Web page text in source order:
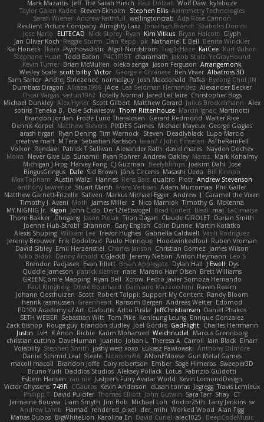
Mark Mazaitis Jeff The Sarah Hirsch Paul Dolzall Wolf Daw kyleboze
Taylor Galen Kadee Steven Ekholm Stephen Ellis Aximmetry Technologies
Sarah Wiener Andrew Faithfull wellingtoncrab Ada Rose Cannon
Resilient Picture Company Almighty Laxz Jonathan Brandt Szabolcs Dombi
Jose Nario
ELITECAD Nick Storey Ryan Kim Vitkus Bryan Halcott Glyph
Jan Oliver Koch Reggie Storm Dan Repp pk Nathaniel E Bell Benita Winckler
Kai Honeck
Íkara Psychosadistic Algot Nordström Trag1cHaze KaiCee Kurt Wilson
Stéphane Huart Todd Eaton P4C1F15T charamath Jakob Stolz YeGrayHound
Kevin Turner Brian McMullen oleko senga Jason Ferguson Arrangemonk
Wesley Scafe scott bilby Victor George e Chianese Ben Visser Albatross 3D
Sam Sartor Andrej Striezenec normalguy Josh Macdonald Pafka Byeong Chul JIN
Dumbass Dragon Alkaza1996 jAde Lea Seidman Hernandez Alexander Becker
Oscar Vargas sastun1962 Totally Normal Jared LeClaire Christopher Bogs
Michael Dunkley Alex Hyner Scott Gilbert Matthew Gerard Julius Brockelmann Alex
sotiris Teneka B. Dale Schwiesow Thom Rittenhouse Marcin Ignac Martinotti
Brandon Jordan Frode Lund Tharaldsen Gerard Redmond Walter Rice
Dennis Korpel Matthew Stevens PIXDES Games Michael Mayeux George Giagias
arash tirgari Ryan Dening Tim Warnock Steven Deadlyblack Lupo Marcio
creative mart M Tera Sebastian Karlsson Iaian7 / John Einselen AsTheRainFell
Volkor Rijndael Patrick T Sullivan Alexander Rath david mares Nayden Dochev
Moira
Never Give Up Sunamii Ryan Rohrer Andrew Oakley Maraz
Mark Kohalmy
Michigan J Frog Harvey Fong CJ Guzman Beefyblimps Joakim Dahl Jose
BingusGringus Dale Sid Brown Jānis Circenis Masashi Ueda
Bill Kinnon
Max Topham Austin Walzl Hannes Rens Bais qualtro Piotr Andrew Stevenson
anthony lawrence Stuart Marsh Frans Verbaas Adam Murtomaa Phil Galler
Matthew Garnett-Frizelle Saliven Markus Michael Egger Andrew J Caramel the Vixen
Timothy J. Aveni Moth James Miller z Nico Marniok Timothy G. McKenna
MY.NIGNIG Jr.
Kigon John Cido Der12teEisvogel Brad Corlett Basti maj LaCimaise
Thom Bakker Chogang Jason Pielak Tiran Dagan Claude GIROLET Darian Smith
Joenne Hub-Strobl Shannon Gary English Colin Dunne Martin Koťátko
Alexis Shuping William Lee Trevor Hughes Gabriella Caldwell Vasili Rodriguez
Jeremy Brouwer Erik Dodolović Paulo Henrique Hoodwinkedfool Ruben Vroman
David Sibley Emil Herzenstiel Charles Janson Christian Gomez James Wilson
Niko Bidoli Danny Arnold CGJackB Jeremy Nelson Anton Heymann Leo S
Brendon Padjasek Evan Tillett Bryan Applegate Dylan Hall J Ewell Dys
Quddle Jameson patrick siemer nate Mareno Harr Olsen Brett Williams
GREENCom'e Mapping Ryan Bell Xcrow Pedro Javier Somoza Hernando
Paul Klingberg Olivié Bouchard Damiano Mazzocchini Raven Realm
Johann Oosthuizen Scott Robert Tolppi: Support My Content Randy Bloom
henrik rasmussen Greenheart Ransom Bergen Andreas Wetter Edomod
PD100 Academy of Art Clafoutis Arttu Piisila JeffChristiansen Daniel Phakos
SETH WEBER Sebastian Witt Tom Pike Kenleung Leung Enrique Gonzalez
Zack Bishop
Rouge guy brandon dudley Joel Gordils GadFlight Charles Herrmann
Justin
LvH K Anon Richie Karim Mohamed Weichnudel
Marcus Grennborg
christian cuttino DaveHuman juanito Johan L Theresa A. Carroll Iain Black Einarr
Volatility Stephen Smith joshy west xoxo Łukasz Pawłowski Anthony Dilmore
Daniel Schmid Leal Steele Nitrosimi96 ANonEMoose Gun Metal Games
macoll macoll
Brandon Joffe Cory robertson Ember Sage Himeros Sweeper3D
Bruno Yudi Daddios Studios Aleksey Pollack Lotus Fabrizio Guidotti
Esbern Hansen ran nie Justper's Furry Avatar World Kevin LomondDesign
Victor Ghyssens 749R CGautos Kevin Anderson dusan tomas Jegregg Travis Lemieux
Philipp T David Pulcifer Thomas Elliott John Gutwin Sara Tarr Shay CT
Jermaine Bouyea Liam Smyth Jim Bob Michael Loh doctor25th Larry Jenkins sv
Andrew Lamb Hamad rendered_pixel der_mihi Worked Wood Alan Figg
Matias Dubos BigWhiteLion Karolina En David Curiel alec1025
BeepCodeMusic